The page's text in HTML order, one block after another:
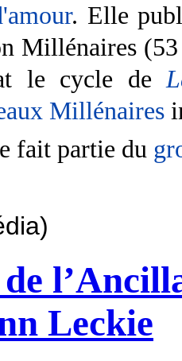
. Elle
Millénaires
le cycle de
Millénaires
fait partie du
Leckie